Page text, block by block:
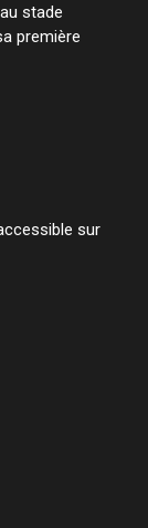
stade
première
sur